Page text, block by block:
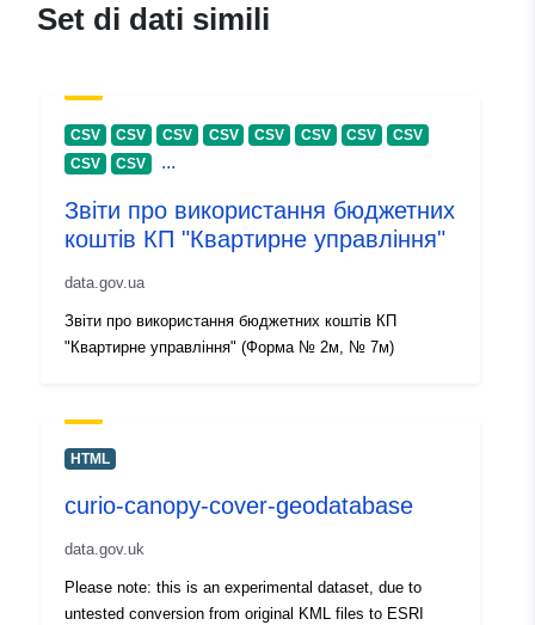
Aggiornato su data.europa.eu:
29 July 2026
Identificatori:
ba3a51f0-6294-49fd-b21e-
8358e3423480
uriRef:
6294-49fd-b21e-8358e3423480
Set di dati simili
CSV CSV CSV CSV CSV CSV CSV
CSV
CSV
CSV ...
Звіти про використання бюджетних
коштів КП "Квартирне управління"
data.gov.ua
Звіти про використання бюджетних коштів КП
"Квартирне управління" (Форма № 2м, № 7м)
HTML
curio-canopy-cover-geodatabase
data.gov.uk
Please note: this is an experimental dataset, due to
untested conversion from original KML files to ESRI